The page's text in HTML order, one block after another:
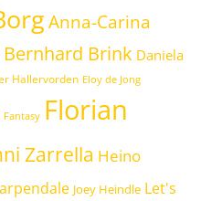
Anna-Carina
Bernhard Brink Daniela
Hallervorden Eloy de Jong
Fantasy Florian
Zarrella Heino
Joey Heindle Let's